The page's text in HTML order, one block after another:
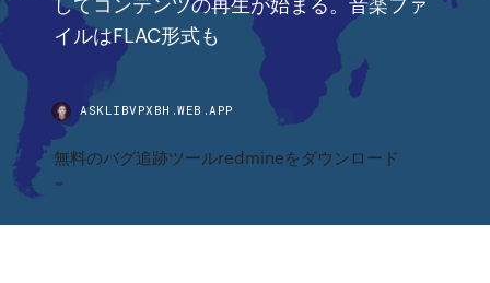
イルはFLAC形式も
ASKLIBVPXBH.WEB.APP
無料のバグ追跡ツールredmineをダウンロード